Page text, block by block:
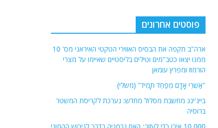
פוסטים אחרונים
ארה"ב תקפה את הבסיס האווירי הטקטי האיראני מס' 10
ממנו יצאו כטב"מים וטילים בליסטיים שאיימו על מצרי
הורמוז ומפרץ עומאן
"אַשְׁרֵי אָדָם מְפַחֵד תָּמִיד" (משלי)
בייג'ינג מחשבת מסלול מחדש: נערכת לקריסת המשטר
ברוסיה